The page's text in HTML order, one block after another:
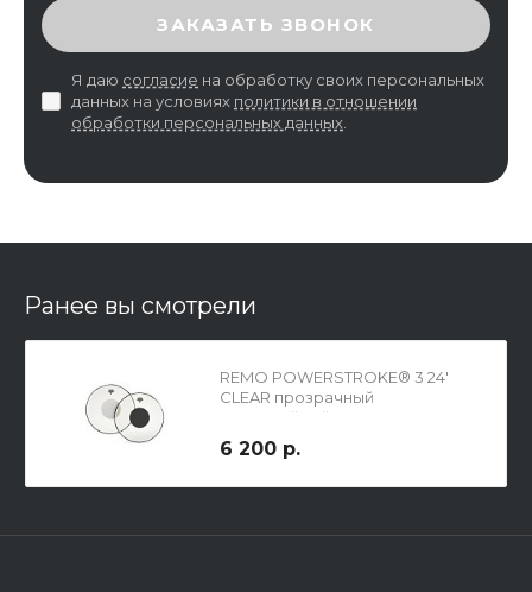
ВВЕДИТЕ ПРОВЕРОЧНЫЙ КОД
ЗАКАЗАТЬ ЗВОНОК
Я даю согласие на обработку своих персональных
данных на условиях политики в отношении
обработки персональных данных
Ранее вы смотрели
REMO POWERSTROKE® 3 24'
CLEAR прозрачный
однослойный пластик
6 200 р.